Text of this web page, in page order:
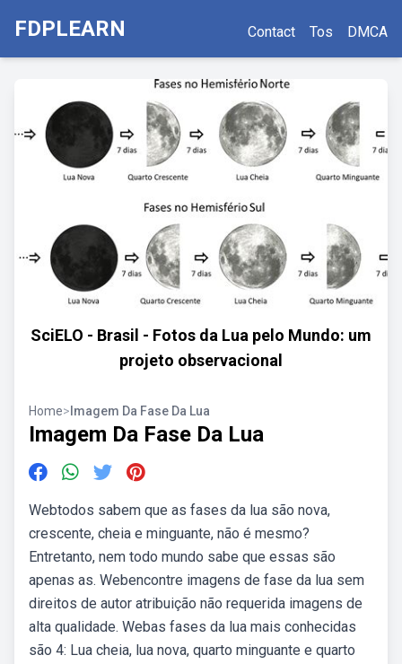
FDPLEARN Contact Tos DMCA
SciELO - Brasil - Fotos da Lua pelo Mundo: um
projeto observacional
Home> Imagem Da Fase Da Lua
Imagem Da Fase Da Lua
Webtodos sabem que as fases da lua são nova,
crescente, cheia e minguante, não é mesmo?
Entretanto, nem todo mundo sabe que essas são
apenas as. Webencontre imagens de fase da lua sem
direitos de autor atribuição não requerida imagens de
alta qualidade. Webas fases da lua mais conhecidas
são 4: Lua cheia, lua nova, quarto minguante e quarto